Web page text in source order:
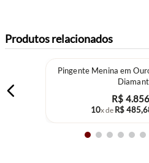
Produtos relacionados
Pingente Menina em
R$ 4.
10x de R$ 485,